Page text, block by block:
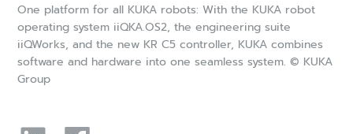
One platform for all KUKA robots: With the KUKA robot
operating system iiQKA.OS2, the engineering suite
iiQWorks, and the new KR C5 controller, KUKA combines
software and hardware into one seamless system. © KUKA
Group